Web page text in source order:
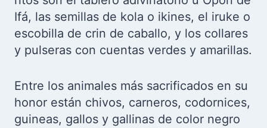
Ifá, las semillas de kola o ikines, el iruke o
escobilla de crin de caballo, y los collares
y pulseras con cuentas verdes y amarillas.
Entre los animales más sacrificados en su
honor están chivos, carneros, codornices,
guineas, gallos y gallinas de color negro